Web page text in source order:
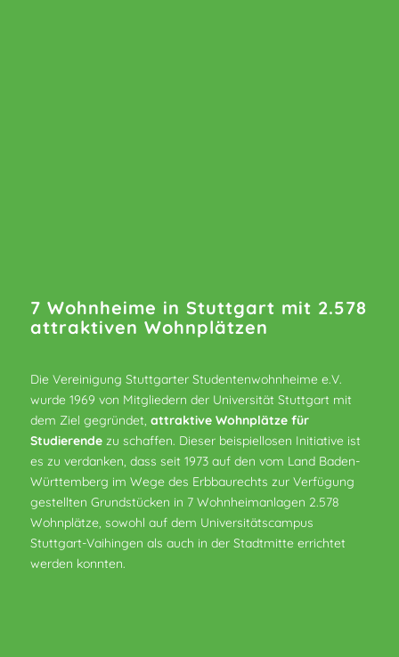
7 Wohnheime in Stuttgart mit 2.578
attraktiven Wohnplätzen
Die Vereinigung Stuttgarter Studentenwohnheime e.V.
wurde 1969 von Mitgliedern der Universität Stuttgart mit
dem Ziel gegründet, attraktive Wohnplätze für
Studierende zu schaffen. Dieser beispiellosen Initiative ist
es zu verdanken, dass seit 1973 auf den vom Land Baden-
Württemberg im Wege des Erbbaurechts zur Verfügung
gestellten Grundstücken in 7 Wohnheimanlagen 2.578
Wohnplätze, sowohl auf dem Universitätscampus
Stuttgart-Vaihingen als auch in der Stadtmitte errichtet
werden konnten.